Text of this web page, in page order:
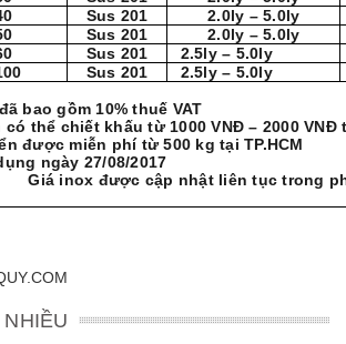
Sus 201
2.0ly – 5.0ly
Sus 201
2.0ly – 5.0ly
Sus 201
2.5ly – 5.0ly
Sus 201
2.5ly – 5.0ly
bao gồm 10% thuế VAT
có thể chiết khấu từ 1000 VNĐ – 2000
được miễn phí từ 500 kg tại TP.HCM
giá áp dụng ngày
cập nhật liên tục trong